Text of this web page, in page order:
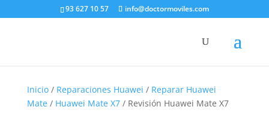
93 627 10 57 info@doctormoviles.com
Inicio/ Reparaciones Huawei / Reparar Huawei
Mate/ Huawei Mate X7/ Revisión Huawei Mate X7